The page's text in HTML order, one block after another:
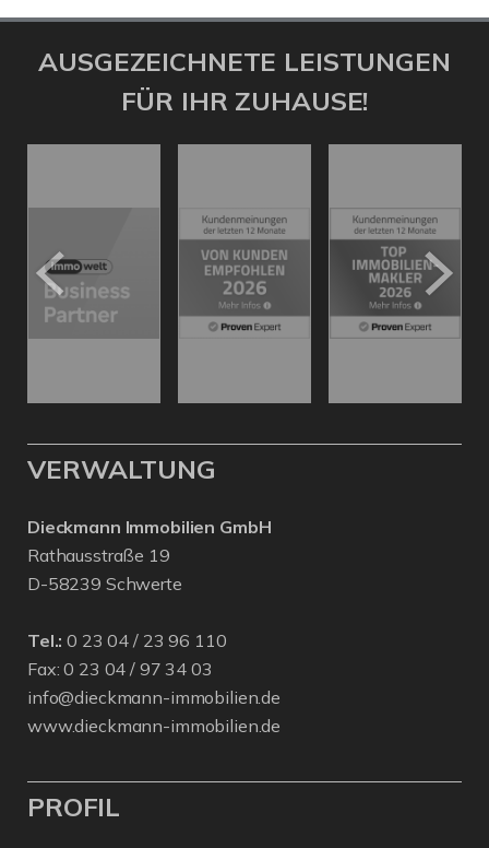
AUSGEZEICHNETE LEISTUNGEN
FÜR IHR ZUHAUSE!
VERWALTUNG
Dieckmann Immobilien GmbH
Rathausstraße 19
D-58239 Schwerte
Tel.: 0 23 04 / 23 96 110
Fax: 0 23 04 / 97 34 03
info@dieckmann-immobilien.de
www.dieckmann-immobilien.de
PROFIL